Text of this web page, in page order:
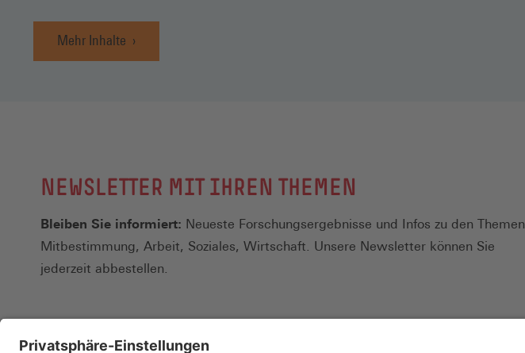
Mehr Inhalte
NEWSLETTER MIT IHREN THEMEN
Bleiben Sie informiert: Neueste Forschungsergebnisse und Infos zu den Themen
Mitbestimmung, Arbeit, Soziales, Wirtschaft. Unsere Newsletter können Sie
jederzeit abbestellen.